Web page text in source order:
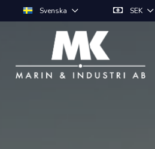
Svenska SEK